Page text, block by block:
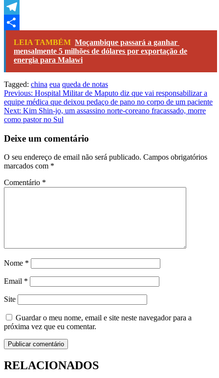
Copy
Link
Telegram
Share
LEIA TAMBÉM Moçambique passará a ganhar
mensalmente 5 milhões de dólares por exportação de
energia para Malawi
Tagged: china eua queda de notas
Navegação
de
artigos
Previous: Hospital Militar de Maputo diz que vai responsabilizar a
equipe médica que deixou pedaço de pano no corpo de um paciente
Next: Kim Shin-jo, um assassino norte-coreano fracassado, morre
como pastor no Sul
Deixe um comentário
O seu endereço de email não será publicado. Campos obrigatórios
marcados com *
Comentário *
Nome *
Email *
Site
Guardar o meu nome, email e site neste navegador para a
próxima vez que eu comentar.
RELACIONADOS